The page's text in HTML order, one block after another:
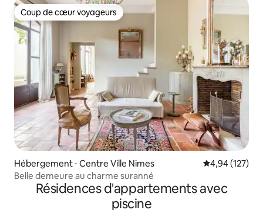
Coup de cœur voyageurs
Coup de cœur voyageurs
Hébergement ⋅ Centre Ville Nimes Évaluation
4,94 (127)
Belle demeure au charme suranné
Résidences d'appartements avec
piscine